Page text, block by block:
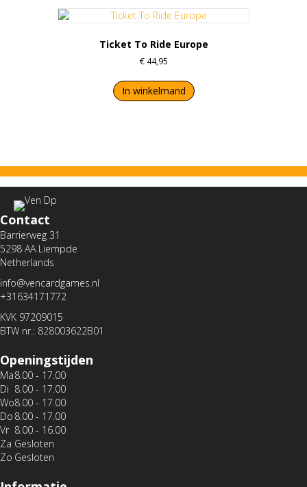
Ticket To Ride Europe
€44,95
In winkelmand
Contact
Barrierweg 31
5298 AA Liempde
Netherlands
info@vencardgames.nl
+31634171772
KVK 97209015
BTW nr.: 828003622B01
Openingstijden
Ma
Di
Wo
Do
Vr
Za
Zo
8.00 - 17.00
8.00 - 17.00
8.00 - 17.00
8.00 - 17.00
8.00 - 16.00
Gesloten
Gesloten